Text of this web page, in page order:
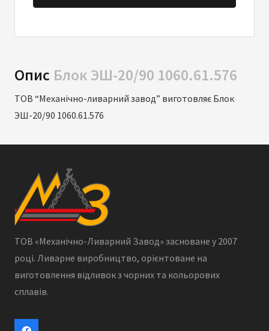
Опис Блок ЭШ-20/90 1060.61.576
ТОВ “Механічно-ливарний завод” виготовляє Блок
ЭШ-20/90 1060.61.576
ТОВ «Механічно-Ливарний Завод» засноване у 2007
році. Ливарне виробництво, орієнтоване на
виготовлення відливок з чорних та кольорових
сплавів.